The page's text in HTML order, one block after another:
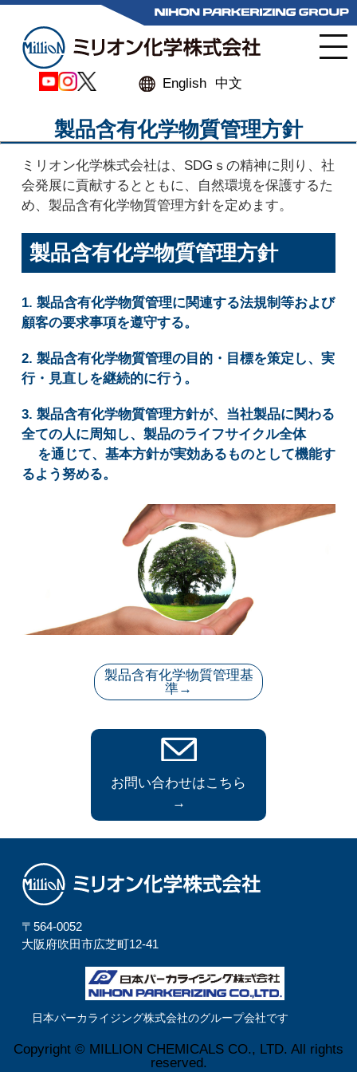
English 中文
製品含有化学物質管理方針
ミリオン化学株式会社は、SDGｓの精神に則り、社
会発展に貢献するとともに、自然環境を保護するた
め、製品含有化学物質管理方針を定めます。
製品含有化学物質管理方針
1. 製品含有化学物質管理に関連する法規制等および
顧客の要求事項を遵守する。
2. 製品含有化学物質管理の目的・目標を策定し、実
行・見直しを継続的に行う。
3. 製品含有化学物質管理方針が、当社製品に関わる
全ての人に周知し、製品のライフサイクル全体
を通じて、基本方針が実効あるものとして機能す
るよう努める。
製品含有化学物質管理基
準→
お問い合わせはこちら
→
〒564-0052
⼤阪府吹⽥市広芝町12-41
日本パーカライジング株式会社のグループ会社です
Copyright © MILLION CHEMICALS CO., LTD. All rights
reserved.